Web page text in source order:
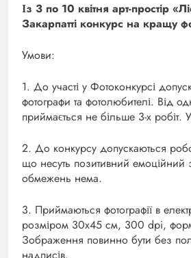
Із 3 по 10 квітня арт-простір
Закарпатті конкурс на кращу
Умови:
1. До участі у Фотоконкурсі
фотографи та фотолюбителі. Від
приймається не більше 3-х робіт.
2. До конкурсу допускаються
що несуть позитивний емоційний
обмежень нема.
3. Приймаються фотографії в
розміром 30х45 см, 300 dpi,
Зображення повинно бути без